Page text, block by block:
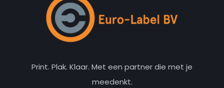
Print. Plak. Klaar. Met een partner die met je
meedenkt.